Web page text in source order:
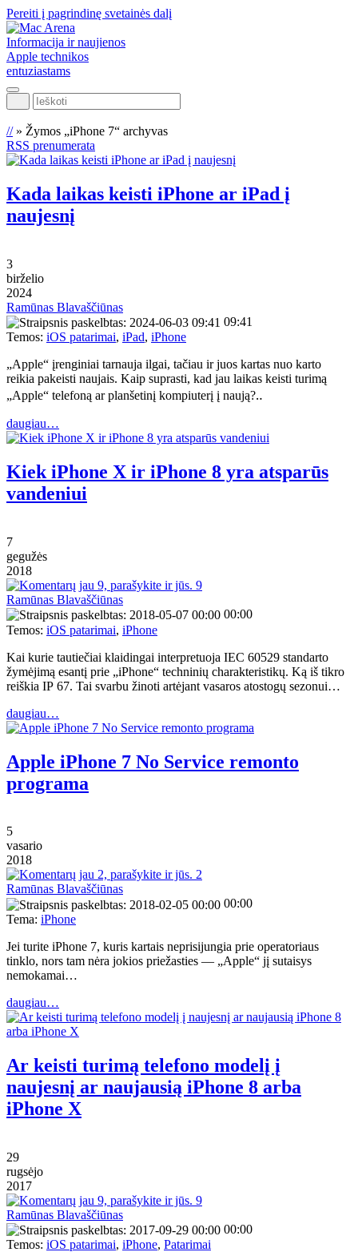
Pereiti į pagrindinę svetainės dalį
Informacija ir naujienos
Apple technikos
entuziastams
Ieškoti
//» Žymos „iPhone 7“ archyvas
RSS prenumerata
Kada laikas keisti iPhone ar iPad į
naujesnį
3
birželio
2024
Ramūnas Blavaščiūnas
09:41
Temos: iOS patarimai, iPad, iPhone
„Apple“ įrenginiai tarnauja ilgai, tačiau ir juos kartas nuo karto
reikia pakeisti naujais. Kaip suprasti, kad jau laikas keisti turimą
„Apple“ telefoną ar planšetinį kompiuterį į naują?‥
daugiau…
Kiek iPhone X ir iPhone 8 yra atsparūs
vandeniui
7
gegužės
2018
9
Ramūnas Blavaščiūnas
00:00
Temos: iOS patarimai, iPhone
Kai kurie tautiečiai klaidingai interpretuoja IEC 60529 standarto
žymėjimą esantį prie „iPhone“ techninių charakteristikų. Ką iš tikro
reiškia IP 67. Tai svarbu žinoti artėjant vasaros atostogų sezonui…
daugiau…
Apple iPhone 7 No Service remonto
programa
5
vasario
2018
2
Ramūnas Blavaščiūnas
00:00
Tema: iPhone
Jei turite iPhone 7, kuris kartais neprisijungia prie operatoriaus
tinklo, nors tam nėra jokios priežasties — „Apple“ jį sutaisys
nemokamai…
daugiau…
Ar keisti turimą telefono modelį į
naujesnį ar naujausią iPhone 8 arba
iPhone X
29
rugsėjo
2017
9
Ramūnas Blavaščiūnas
00:00
Temos: iOS patarimai, iPhone, Patarimai